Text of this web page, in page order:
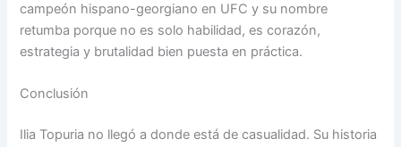
campeón hispano-georgiano en UFC y su nombre
retumba porque no es solo habilidad, es corazón,
estrategia y brutalidad bien puesta en práctica.
Conclusión
Ilia Topuria no llegó a donde está de casualidad. Su historia